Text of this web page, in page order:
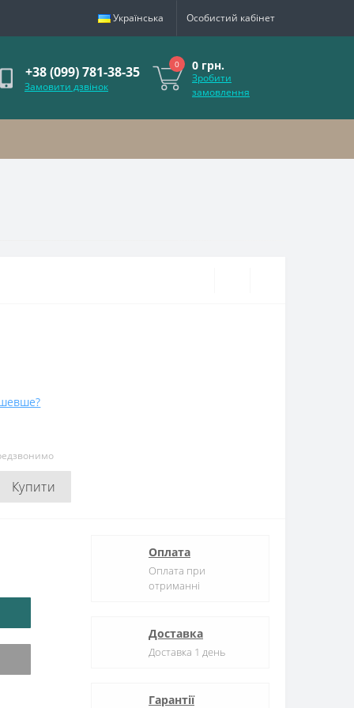
Українська Особистий кабінет
+38 (099) 781-38-35
Замовити дзвінок
0 0 грн.
Зробити
замовлення
Купити
Оплата
Оплата при
отриманні
Доставка
Доставка 1 день
Гарантії